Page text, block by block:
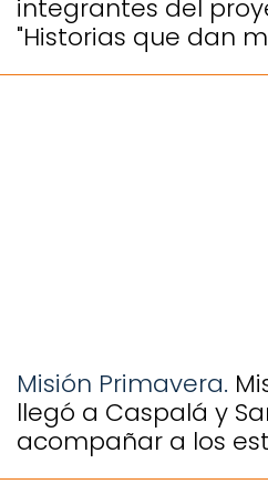
integrantes del
"Historias que dan
Misión Primavera.
llegó a Caspalá y
acompañar a los